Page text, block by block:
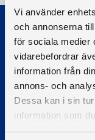
Vi använder
och annonserna
för sociala medier
vidarebefordrar
information från
annons- och
Dessa kan i sin
information som
© 2026 - Svenska
Information om